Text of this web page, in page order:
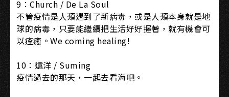
9：Church / De La Soul​
不管疫情是人類遇到了新病毒，或是人類本身就是地
球的病毒，只要能繼續把生活好好握著，就有機會可
以痊癒。We coming healing!​
10：遠洋 / Suming​
疫情過去的那天，一起去看海吧。​